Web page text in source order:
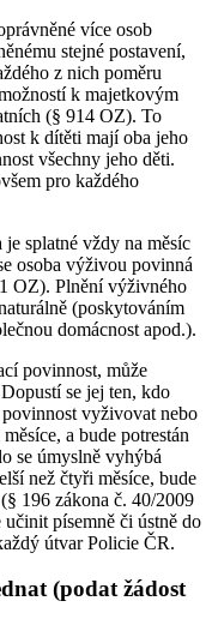
více osob
stejné postavení,
z nich poměru
k majetkovým
(§ 914 OZ). To
k dítěti mají oba jeho
všechny jeho děti.
pro každého
splatné vždy na měsíc
osoba výživou povinná
OZ). Plnění výživného
(poskytováním
domácnost apod.).
povinnost, může
se jej ten, kdo
vyživovat nebo
a bude potrestán
se úmyslně vyhýbá
než čtyři měsíce, bude
196 zákona č. 40/2009
písemně či ústně do
útvar Policie ČR.
(podat žádost